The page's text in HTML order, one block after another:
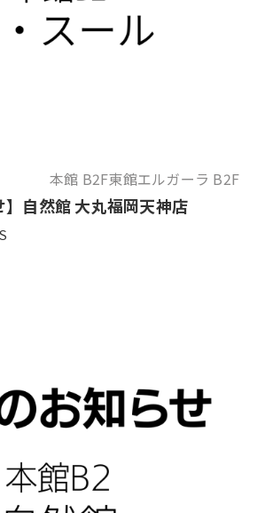
本館 B2F東館エルガーラ B2F
】自然館 大丸福岡天神店